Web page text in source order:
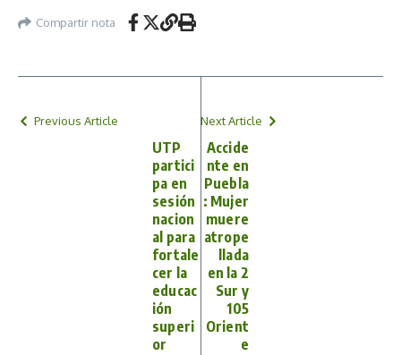
Compartir nota
Previous Article
UTP
partici
pa en
sesión
nacion
al para
fortale
cer la
educac
ión
superi
or
Next Article
Accide
nte en
Puebla
: Mujer
muere
atrope
llada
en la 2
Sur y
105
Orient
e